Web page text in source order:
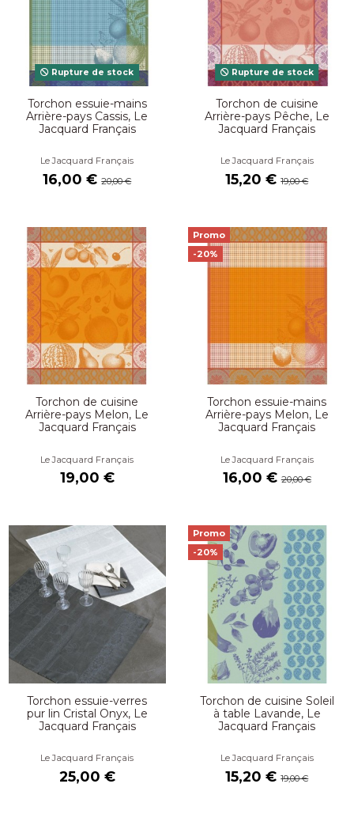
Rupture de stock
Torchon essuie-mains
Arrière-pays Cassis, Le
Jacquard Français
Le Jacquard Français
16,00 €20,00 €
Rupture de stock
Torchon de cuisine
Arrière-pays Pêche, Le
Jacquard Français
Le Jacquard Français
15,20 €19,00 €
Torchon de cuisine
Arrière-pays Melon, Le
Jacquard Français
Le Jacquard Français
19,00 €
Promo
-20%
Torchon essuie-mains
Arrière-pays Melon, Le
Jacquard Français
Le Jacquard Français
16,00 €20,00 €
Torchon essuie-verres
pur lin Cristal Onyx, Le
Jacquard Français
Le Jacquard Français
25,00 €
Promo
-20%
Torchon de cuisine Soleil
à table Lavande, Le
Jacquard Français
Le Jacquard Français
15,20 €19,00 €